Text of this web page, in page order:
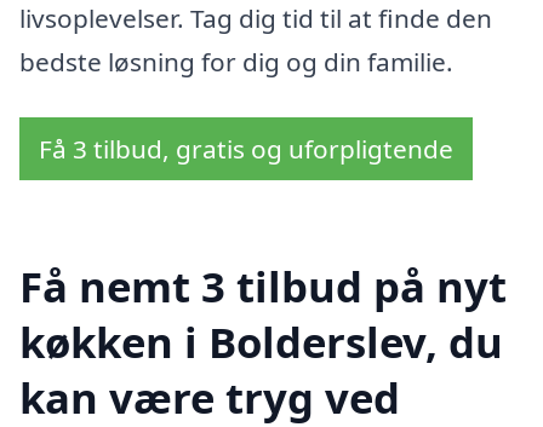
livsoplevelser. Tag dig tid til at finde den
bedste løsning for dig og din familie.
Få 3 tilbud, gratis og uforpligtende
Få nemt 3 tilbud på nyt
køkken i Bolderslev, du
kan være tryg ved